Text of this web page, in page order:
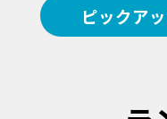
ピックア